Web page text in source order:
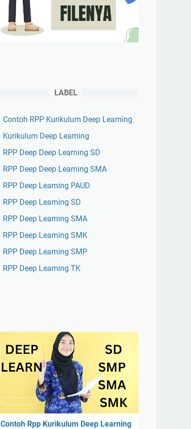
LABEL
Contoh RPP Kurikulum Deep Learning
Kurikulum Deep Learning
RPP Deep Deep Learning SD
RPP Deep Deep Learning SMA
RPP Deep Learning PAUD
RPP Deep Learning SD
RPP Deep Learning SMA
RPP Deep Learning SMK
RPP Deep Learning SMP
RPP Deep Learning TK
Contoh Rpp Kurikulum Deep Learning